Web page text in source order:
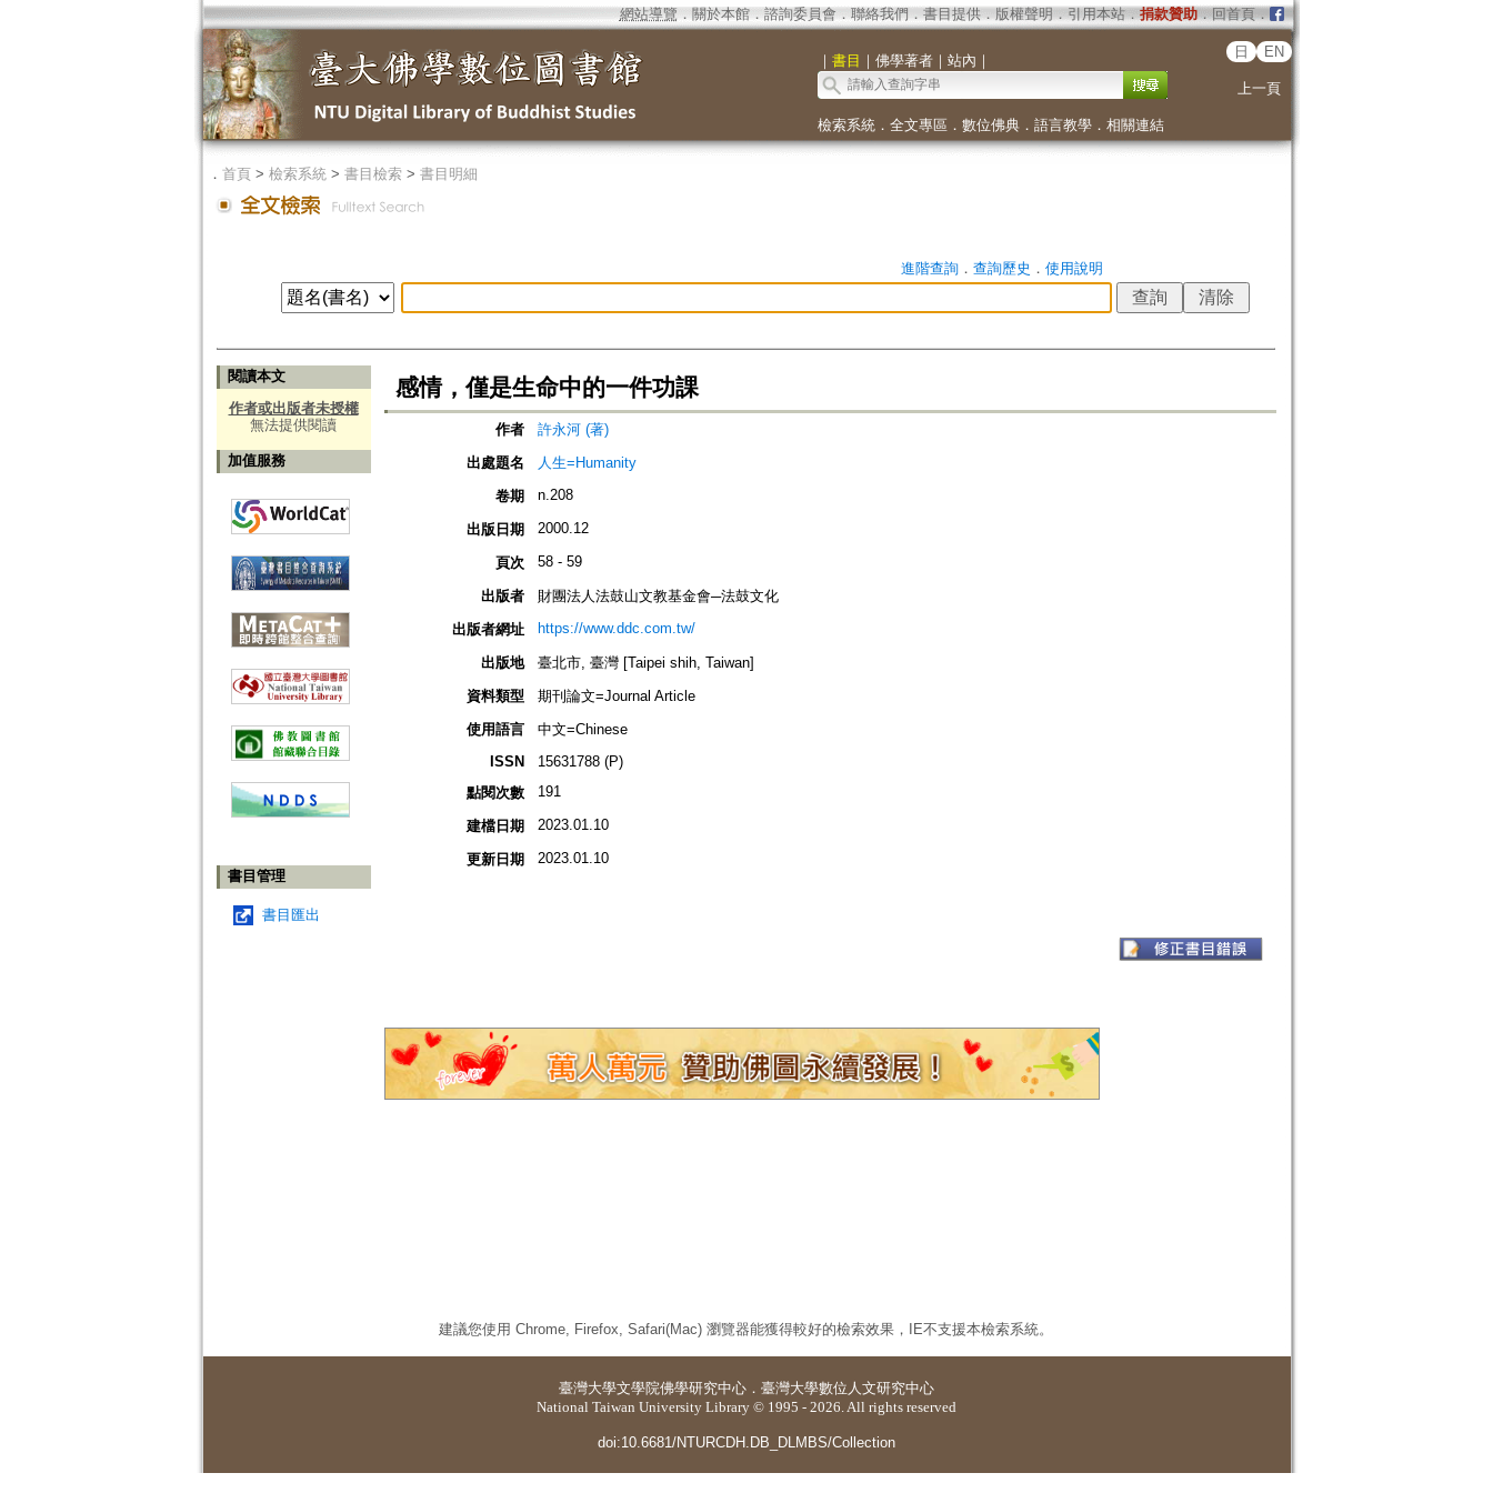
網站導覽 ． 關於本館． 諮詢委員會． 聯絡我們 ． 書目提供． 版權聲明 ． 引用本站． 捐款贊助．回首頁．
｜ 書目 ｜ 佛學著者｜ 站內 ｜
日 EN
上一頁
檢索系統． 全文專區 ． 數位佛典． 語言教學． 相關連結
． 首頁> 檢索系統> 書目檢索> 書目明細
進階查詢． 查詢歷史 ． 使用說明
閱讀本文
作者或出版者未授權
無法提供閱讀
加值服務
書目管理
書目匯出
感情，僅是生命中的一件功課
作者
許永河 (著)
出處題名
人生=Humanity
卷期
n.208
出版日期 2000.12
頁次 58 - 59
出版者
財團法人法鼓山文教基金會─法鼓文化
出版者網址
https://www.ddc.com.tw/
出版地
臺北市, 臺灣 [Taipei shih, Taiwan]
資料類型
期刊論文=Journal Article
使用語言
中文=Chinese
ISSN
15631788 (P)
點閱次數
191
建檔日期 2023.01.10
更新日期 2023.01.10
建議您使用 Chrome, Firefox, Safari(Mac) 瀏覽器能獲得較好的檢索效果，IE不支援本檢索系統。
臺灣大學文學院佛學研究中心 ． 臺灣大學數位人文研究中心
National Taiwan University Library © 1995 - 2026. All rights reserved
doi:10.6681/NTURCDH.DB_DLMBS/Collection